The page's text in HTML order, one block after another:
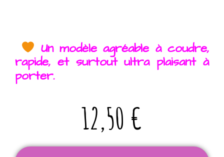
Un modèle agréable à coudre,
rapide, et surtout ultra plaisant à
porter.
12,50 €